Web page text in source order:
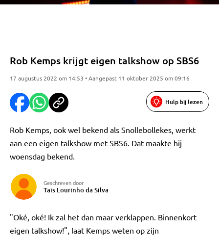
Rob Kemps krijgt eigen talkshow op SBS6
17 augustus 2022 om 14:53 • Aangepast 11 oktober 2025 om 09:16
Hulp bij lezen
Rob Kemps, ook wel bekend als Snollebollekes, werkt
aan een eigen talkshow met SBS6. Dat maakte hij
woensdag bekend.
Geschreven door
Tais Lourinho da Silva
"Oké, oké! Ik zal het dan maar verklappen. Binnenkort
eigen talkshow!", laat Kemps weten op zijn